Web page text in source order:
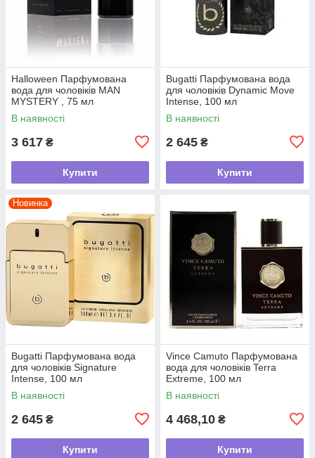
Halloween Парфумована
вода для чоловіків MAN
MYSTERY , 75 мл
В наявності
3 617 ₴
Купити
Bugatti Парфумована вода
для чоловіків Dynamic Move
Intense, 100 мл
В наявності
2 645 ₴
Купити
Новинка
Bugatti Парфумована вода
для чоловіків Signature
Intense, 100 мл
В наявності
2 645 ₴
Купити
Vince Camuto Парфумована
вода для чоловіків Terra
Extreme, 100 мл
В наявності
4 468,10 ₴
Купити